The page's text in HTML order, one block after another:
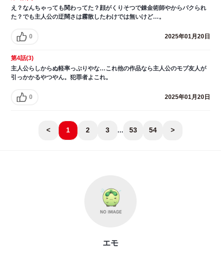
え？なんちゃっても関わってた？顔がくりそつで錬金術師やからパクられ
た？でも主人公の迂闊さは霧散したわけでは無いけど…。
0 2025年01月20日
第4話(3)
主人公らしからぬ軽率っぷりやな…これ他の作品なら主人公のモブ友人が
引っかかるやつやん。犯罪者よこれ。
0 2025年01月20日
< 1 2 3 ... 53 54 >
エモ